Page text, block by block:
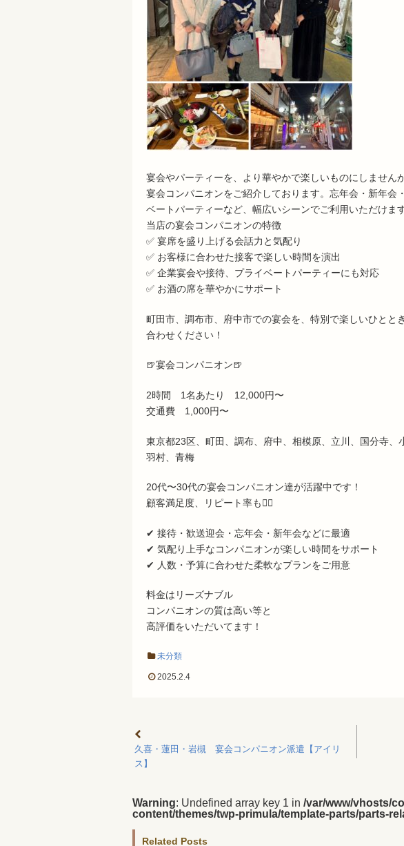
宴会やパーティーを、より華やかで楽しいものにしません
宴会コンパニオンをご紹介しております。忘年会・新年会
ベートパーティーなど、幅広いシーンでご利用いただけます
当店の宴会コンパニオンの特徴
✅ 宴席を盛り上げる会話力と気配り
✅ お客様に合わせた接客で楽しい時間を演出
✅ 企業宴会や接待、プライベートパーティーにも対応
✅ お酒の席を華やかにサポート
町田市、調布市、府中市での宴会を、特別で楽しいひとと
合わせください！
🍺宴会コンパニオン🍺
2時間 1名あたり 12,000円〜
交通費 1,000円〜
東京都23区、町田、調布、府中、相模原、立川、国分寺、
羽村、青梅
20代〜30代の宴会コンパニオン達が活躍中です！
顧客満足度、リピート率も🙆‍♀️
✔ 接待・歓送迎会・忘年会・新年会などに最適
✔ 気配り上手なコンパニオンが楽しい時間をサポート
✔ 人数・予算に合わせた柔軟なプランをご用意
料金はリーズナブル
コンパニオンの質は高い等と
高評価をいただいてます！
未分類
2025.2.4
久喜・蓮田・岩槻 宴会コンパニオン派遣【アイリ
ス】
Warning: Undefined array key 1 in /var/www/vhosts/
content/themes/twp-primula/template-parts/parts-
Related Posts